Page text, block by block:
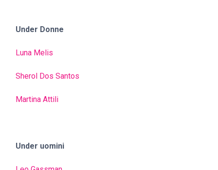
Under Donne
Luna Melis
Sherol Dos Santos
Martina Attili
Under uomini